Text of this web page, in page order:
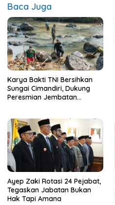
Baca Juga
Karya Bakti TNI Bersihkan
Sungai Cimandiri, Dukung
Peresmian Jembatan
Ayep Zaki Rotasi 24 Pejabat,
Tegaskan Jabatan Bukan
Hak Tapi Amana